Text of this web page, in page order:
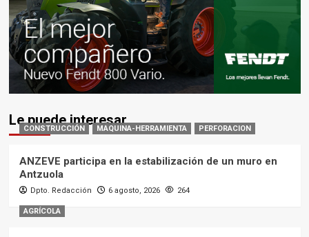
Le puede interesar
CONSTRUCCIÓN MAQUINA-HERRAMIENTA PERFORACION
ANZEVE participa en la estabilización de un muro en
Antzuola
Dpto. Redacción 6 agosto, 2026 264
AGRÍCOLA